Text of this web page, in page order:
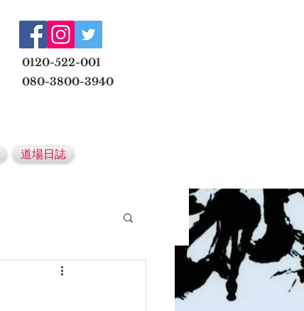
0120-522-001
080-3800-3940
道場日誌